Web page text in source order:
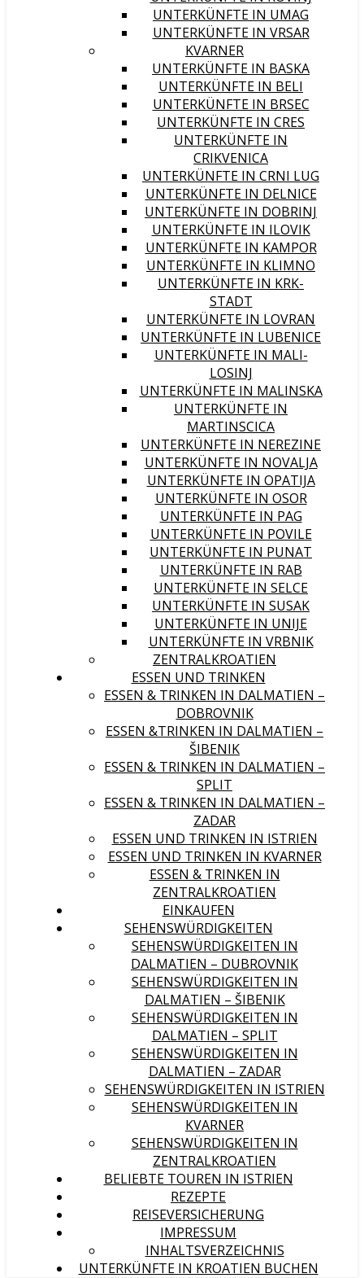
UNTERKÜNFTE IN UMAG
UNTERKÜNFTE IN VRSAR
KVARNER
UNTERKÜNFTE IN BASKA
UNTERKÜNFTE IN BELI
UNTERKÜNFTE IN BRSEC
UNTERKÜNFTE IN CRES
UNTERKÜNFTE IN
CRIKVENICA
UNTERKÜNFTE IN CRNI LUG
UNTERKÜNFTE IN DELNICE
UNTERKÜNFTE IN DOBRINJ
UNTERKÜNFTE IN ILOVIK
UNTERKÜNFTE IN KAMPOR
UNTERKÜNFTE IN KLIMNO
UNTERKÜNFTE IN KRK-
STADT
UNTERKÜNFTE IN LOVRAN
UNTERKÜNFTE IN LUBENICE
UNTERKÜNFTE IN MALI-
LOSINJ
UNTERKÜNFTE IN MALINSKA
UNTERKÜNFTE IN
MARTINSCICA
UNTERKÜNFTE IN NEREZINE
UNTERKÜNFTE IN NOVALJA
UNTERKÜNFTE IN OPATIJA
UNTERKÜNFTE IN OSOR
UNTERKÜNFTE IN PAG
UNTERKÜNFTE IN POVILE
UNTERKÜNFTE IN PUNAT
UNTERKÜNFTE IN RAB
UNTERKÜNFTE IN SELCE
UNTERKÜNFTE IN SUSAK
UNTERKÜNFTE IN UNIJE
UNTERKÜNFTE IN VRBNIK
ZENTRALKROATIEN
ESSEN UND TRINKEN
ESSEN & TRINKEN IN DALMATIEN –
DOBROVNIK
ESSEN &TRINKEN IN DALMATIEN –
ŠIBENIK
ESSEN & TRINKEN IN DALMATIEN –
SPLIT
ESSEN & TRINKEN IN DALMATIEN –
ZADAR
ESSEN UND TRINKEN IN ISTRIEN
ESSEN UND TRINKEN IN KVARNER
ESSEN & TRINKEN IN
ZENTRALKROATIEN
EINKAUFEN
SEHENSWÜRDIGKEITEN
SEHENSWÜRDIGKEITEN IN
DALMATIEN – DUBROVNIK
SEHENSWÜRDIGKEITEN IN
DALMATIEN – ŠIBENIK
SEHENSWÜRDIGKEITEN IN
DALMATIEN – SPLIT
SEHENSWÜRDIGKEITEN IN
DALMATIEN – ZADAR
SEHENSWÜRDIGKEITEN IN ISTRIEN
SEHENSWÜRDIGKEITEN IN
KVARNER
SEHENSWÜRDIGKEITEN IN
ZENTRALKROATIEN
BELIEBTE TOUREN IN ISTRIEN
REZEPTE
REISEVERSICHERUNG
IMPRESSUM
INHALTSVERZEICHNIS
UNTERKÜNFTE IN KROATIEN BUCHEN